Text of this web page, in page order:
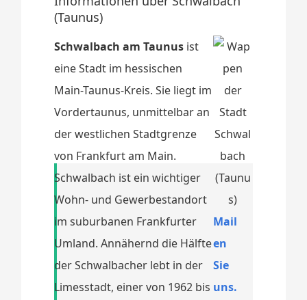
(Taunus)
Schwalbach am Taunus ist
eine Stadt im hessischen
Main-Taunus-Kreis. Sie liegt im
Vordertaunus, unmittelbar an
der westlichen Stadtgrenze
von Frankfurt am Main.
Schwalbach ist ein wichtiger
Wohn- und Gewerbestandort
im suburbanen Frankfurter
Umland. Annähernd die Hälfte
der Schwalbacher lebt in der
Limesstadt, einer von 1962 bis
Mail
en
Sie
uns.